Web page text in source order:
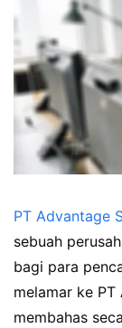
PT Advantage
sebuah
bagi para
melamar ke
membahas